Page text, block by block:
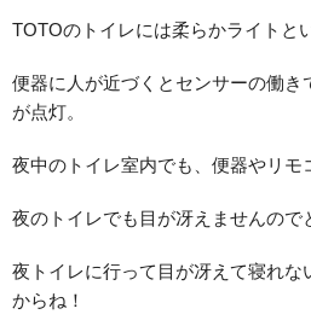
TOTOのトイレには柔らかライトと
便器に人が近づくとセンサーの働き
が点灯。
夜中のトイレ室内でも、便器やリモ
夜のトイレでも目が冴えませんので
夜トイレに行って目が冴えて寝れな
からね！